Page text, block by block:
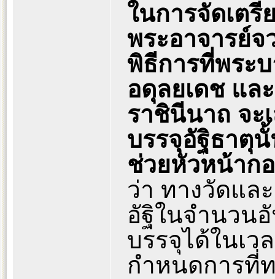
ในการจัดเต
พระอาจารย์
พิธีการที่พระ
อดุลยเดช แล
ราชินีนาถ จะ
บรรจุอัฐิธาตุ
ช่วยหัวหน้าก
ว่า ทางวัดแล
อัฐิในจำนวน
บรรจุได้ในเ
กำหนดการที่